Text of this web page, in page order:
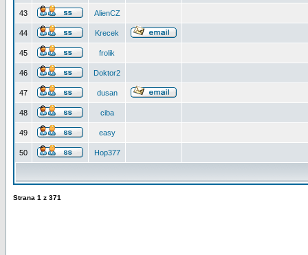
43 AlienCZ
44 Krecek
45 frolik
46 Doktor2
47 dusan
48 ciba
49 easy
50 Hop377
Strana 1 z 371